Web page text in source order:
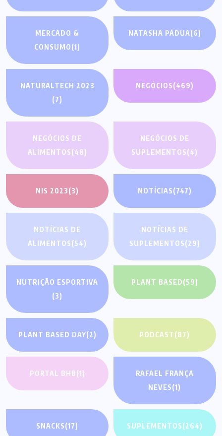
MERCADO &
CONSUMO(1)
NATASHA PÁDUA(6)
NATURALTECH 2023
(7)
NEGÓCIOS(469)
NEGÓCIOS DE
ALIMENTOS(48)
NEGÓCIOS DE
SUPLEMENTOS(4)
NIS 2023(3) NOTÍCIAS(747)
NOTÍCIAS DE
ALIMENTOS(54)
NOTÍCIAS DE
SUPLEMENTOS(29)
NUTRIÇÃO ESPORTIVA
(3)
PLANT BASED(59)
PLANT BASED DAY(2) PODCAST(87)
PORTAL BHB(1)
RAFAEL FRANÇA
NEVES(1)
SNACKS(17) SUPLEMENTOS(264)